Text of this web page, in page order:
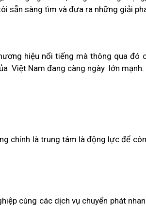
sẵn sàng tìm và đưa ra những giải
hiệu nổi tiếng mà thông qua đó
Việt Nam đang càng ngày lớn mạnh.
chính là trung tâm là động lực để
cùng các dịch vụ chuyển phát